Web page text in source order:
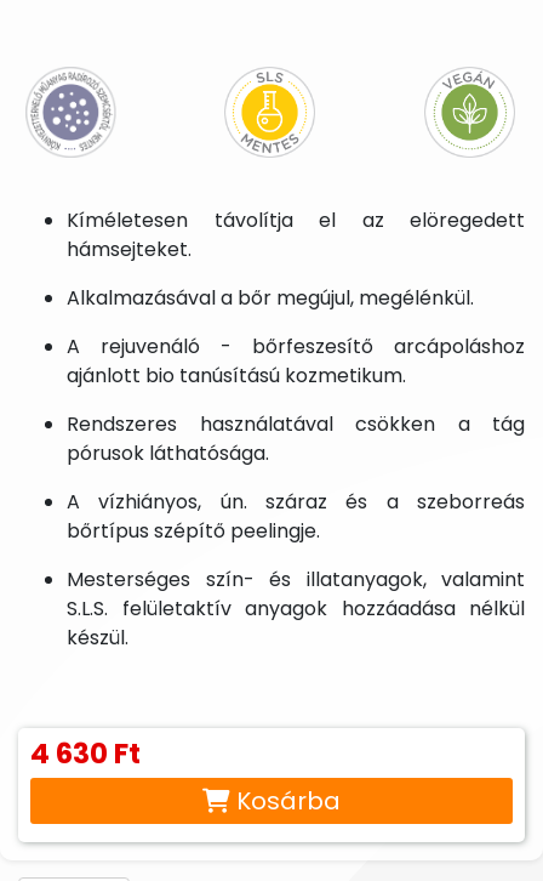
4 630 Ft
Kosárba
Kíméletesen távolítja el az elöregedett
hámsejteket.
Alkalmazásával a bőr megújul, megélénkül.
A rejuvenáló - bőrfeszesítő arcápoláshoz
ajánlott bio tanúsítású kozmetikum.
Rendszeres használatával csökken a tág
pórusok láthatósága.
A vízhiányos, ún. száraz és a szeborreás
bőrtípus szépítő peelingje.
Mesterséges szín- és illatanyagok, valamint
S.L.S. felületaktív anyagok hozzáadása nélkül
készül.